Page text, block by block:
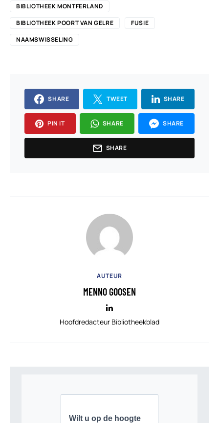
BIBLIOTHEEK MONTFERLAND
BIBLIOTHEEK POORT VAN GELRE
FUSIE
NAAMSWISSELING
SHARE TWEET SHARE
PIN IT SHARE SHARE
SHARE
AUTEUR
MENNO GOOSEN
Hoofdredacteur Bibliotheekblad